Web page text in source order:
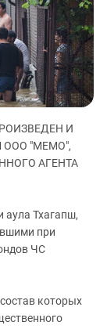
И
ООО "МЕМО",
АГЕНТА
аула Тхагапш,
при
ЧС
которых